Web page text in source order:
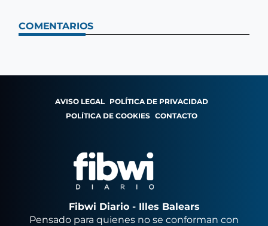
COMENTARIOS
AVISO LEGAL POLÍTICA DE PRIVACIDAD
POLÍTICA DE COOKIES CONTACTO
Fibwi Diario - Illes Balears
Pensado para quienes no se conforman con